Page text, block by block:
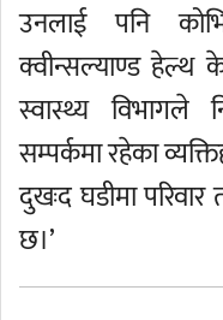
उनलाई पनि
क्वीन्सल्याण्ड हेल्थ
स्वास्थ्य विभागले
सम्पर्कमा रहेका
दुखःद घडीमा
छ।’